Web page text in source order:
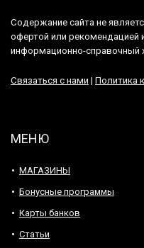
Содержание сайта не
офертой или рекомендацией
информационно-справочный
Связаться с нами | Политика
МЕНЮ
МАГАЗИНЫ
Бонусные программы
Карты банков
Статьи